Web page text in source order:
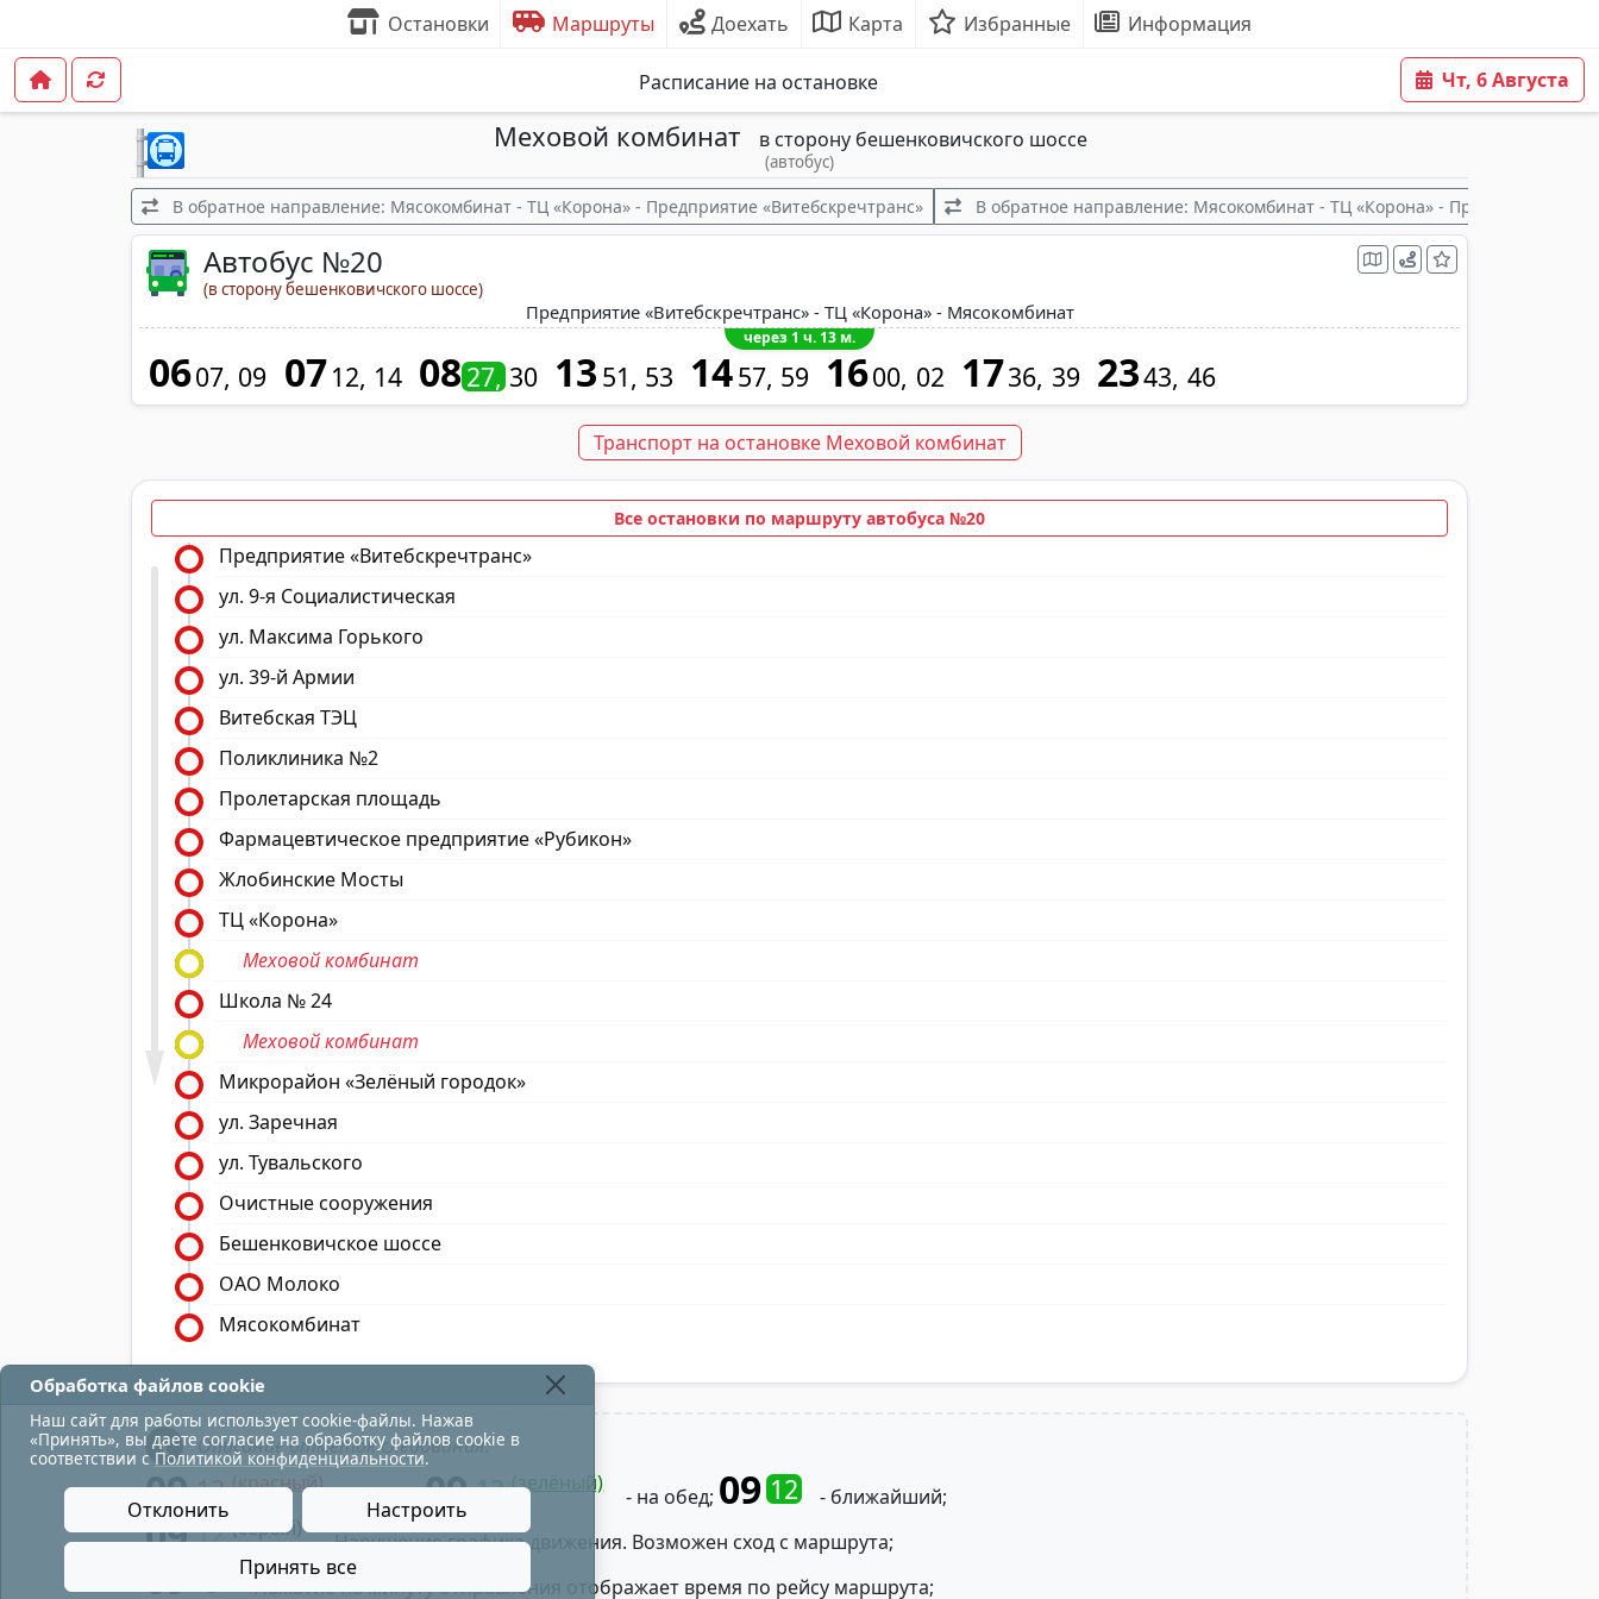
Остановки Маршруты Доехать Карта Избранные Информация
Расписание на остановке Чт, 6 Августа
Меховой комбинат в сторону бешенковичского шоссе
(автобус)
В обратное направление: Мясокомбинат - ТЦ «Корона» - Предприятие «Витебскречтранс» В обратное направление: Мясокомбинат - ТЦ «Корона» - Предприятие
Автобус №20
(в сторону бешенковичского шоссе)
Предприятие «Витебскречтранс» - ТЦ «Корона» - Мясокомбинат
через 1 ч. 13 м.
0607 09 0712 14 0827 30 13 51 53 1457 59 1600 02 1736 39 2343 46
Транспорт на остановке Меховой комбинат
Все остановки по маршруту автобуса №20
Предприятие «Витебскречтранс»
ул. 9-я Социалистическая
ул. Максима Горького
ул. 39-й Армии
Витебская ТЭЦ
Поликлиника №2
Пролетарская площадь
Фармацевтическое предприятие «Рубикон»
Жлобинские Мосты
ТЦ «Корона»
Меховой комбинат
Школа № 24
Меховой комбинат
Микрорайон «Зелёный городок»
ул. Заречная
ул. Тувальского
Очистные сооружения
Бешенковичское шоссе
ОАО Молоко
Мясокомбинат
Описание отметок следования:
09 12(красный)
- в парк; 09 12(зелёный)
- на обед; 09 12 - ближайший;
09 12(серый)
- Нарушение графика движения. Возможен сход с маршрута;
09 - Нажатие на минуту отправления отображает время по рейсу маршрута;
Обработка файлов cookie
Наш сайт для работы использует cookie-файлы. Нажав
«Принять», вы даете согласие на обработку файлов cookie в
соответствии с Политикой конфиденциальности.
Отклонить Настроить
Принять все